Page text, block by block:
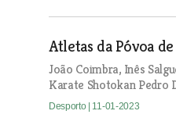
Atletas da Póvoa
João Coimbra, Inês
Karate Shotokan Pedro
Desporto | 11-01-2023